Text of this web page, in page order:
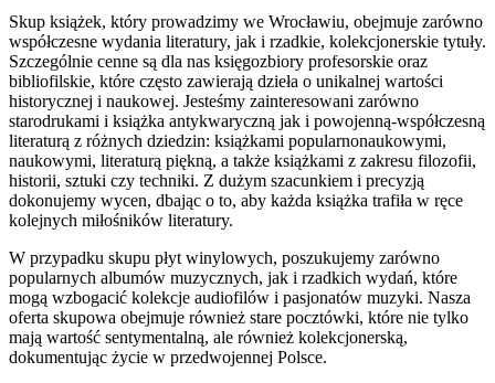
Skup książek, który prowadzimy we Wrocławiu, obejmuje zarówno
współczesne wydania literatury, jak i rzadkie, kolekcjonerskie tytuły.
Szczególnie cenne są dla nas księgozbiory profesorskie oraz
bibliofilskie, które często zawierają dzieła o unikalnej wartości
historycznej i naukowej. Jesteśmy zainteresowani zarówno
starodrukami i książka antykwaryczną jak i powojenną-współczesną
literaturą z różnych dziedzin: książkami popularnonaukowymi,
naukowymi, literaturą piękną, a także książkami z zakresu filozofii,
historii, sztuki czy techniki. Z dużym szacunkiem i precyzją
dokonujemy wycen, dbając o to, aby każda książka trafiła w ręce
kolejnych miłośników literatury.
W przypadku skupu płyt winylowych, poszukujemy zarówno
popularnych albumów muzycznych, jak i rzadkich wydań, które
mogą wzbogacić kolekcje audiofilów i pasjonatów muzyki. Nasza
oferta skupowa obejmuje również stare pocztówki, które nie tylko
mają wartość sentymentalną, ale również kolekcjonerską,
dokumentując życie w przedwojennej Polsce.